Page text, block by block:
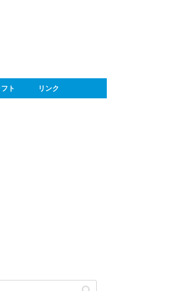
ト リンク